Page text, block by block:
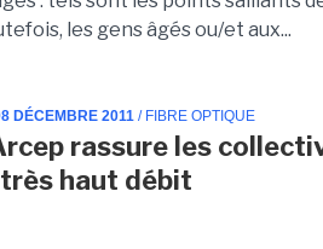
les gens âgés ou/et aux...
DÉCEMBRE 2011 / FIBRE OPTIQUE
rassure les
très haut débit